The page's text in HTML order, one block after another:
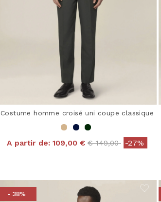
Costume homme croisé uni coupe classique
A partir de: 109,00 € Price reduced from
€ 149,00to-27%
- 38%